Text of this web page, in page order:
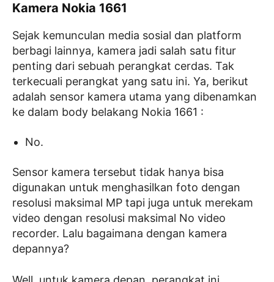
Kamera Nokia 1661
Sejak kemunculan media sosial dan platform
berbagi lainnya, kamera jadi salah satu fitur
penting dari sebuah perangkat cerdas. Tak
terkecuali perangkat yang satu ini. Ya, berikut
adalah sensor kamera utama yang dibenamkan
ke dalam body belakang Nokia 1661 :
No.
Sensor kamera tersebut tidak hanya bisa
digunakan untuk menghasilkan foto dengan
resolusi maksimal MP tapi juga untuk merekam
video dengan resolusi maksimal No video
recorder. Lalu bagaimana dengan kamera
depannya?